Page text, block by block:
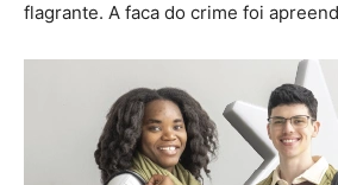
flagrante. A faca do crime foi